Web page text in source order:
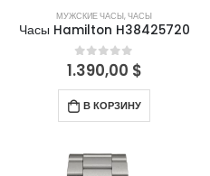
МУЖСКИЕ ЧАСЫ,ЧАСЫ
Часы Hamilton H38425720
0out of 5
1.390,00 $
В КОРЗИНУ